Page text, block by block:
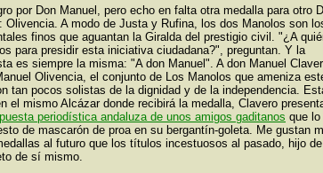
por Don Manuel, pero echo en falta otra medalla para otro
Olivencia. A modo de Justa y Rufina, los dos Manolos son
finos que aguantan la Giralda del prestigio civil. "¿A
para presidir esta iniciativa ciudadana?", preguntan. Y la
es siempre la misma: "A don Manuel". A don Manuel
Olivencia, el conjunto de Los Manolos que ameniza
tan pocos solistas de la dignidad y de la independencia.
el mismo Alcázar donde recibirá la medalla, Clavero
periodística andaluza de unos amigos gaditanos que lo
de mascarón de proa en su bergantín-goleta. Me gustan
al futuro que los títulos incestuosos al pasado, hijo
de sí mismo.